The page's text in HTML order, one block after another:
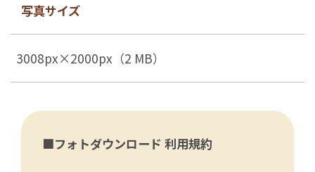
写真サイズ
3008px×2000px（2 MB）
■フォトダウンロード 利用規約